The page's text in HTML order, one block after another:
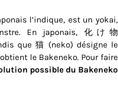
l’indique, est un yokai,
En japonais, 化け物
que 猫 (neko) désigne le
le Bakeneko. Pour faire
possible du Bakeneko